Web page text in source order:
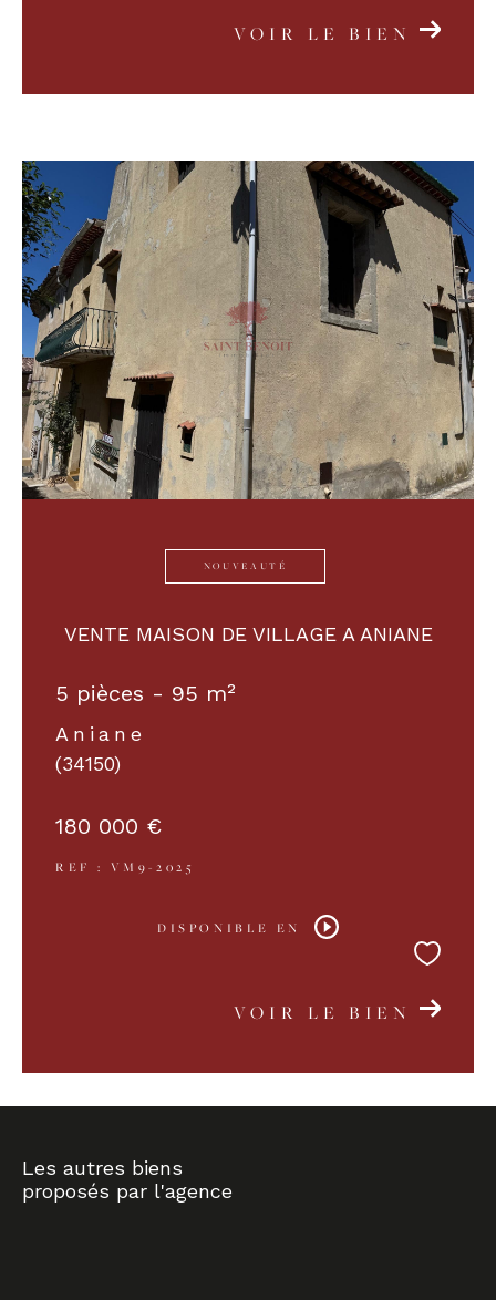
VOIR LE BIEN
NOUVEAUTÉ
VENTE MAISON DE VILLAGE A ANIANE
5 pièces - 95 m²
Aniane
(34150)
180 000 €
REF : VM9-2025
DISPONIBLE EN
VOIR LE BIEN
Les autres biens
proposés par l'agence